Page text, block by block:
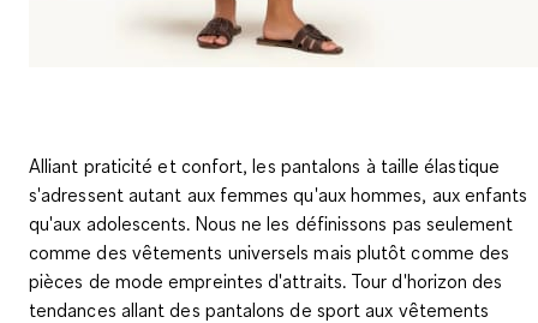
Alliant praticité et confort, les pantalons à taille élastique
s'adressent autant aux femmes qu'aux hommes, aux enfants
qu'aux adolescents. Nous ne les définissons pas seulement
comme des vêtements universels mais plutôt comme des
pièces de mode empreintes d'attraits. Tour d'horizon des
tendances allant des pantalons de sport aux vêtements